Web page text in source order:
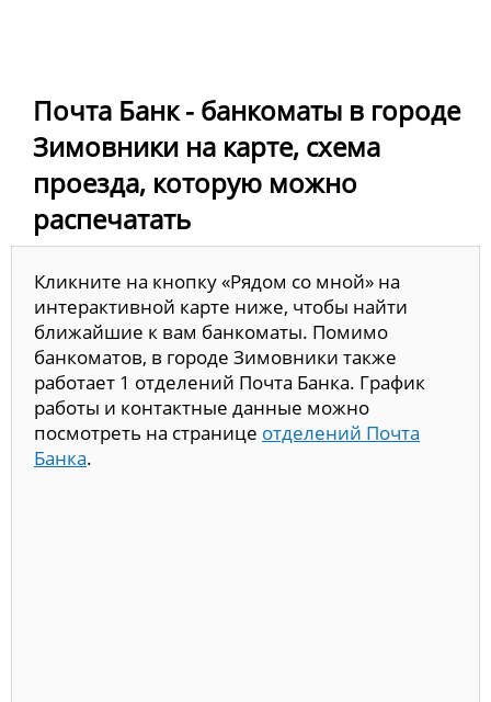
Почта Банк - банкоматы в городе
Зимовники на карте, схема
проезда, которую можно
распечатать
Кликните на кнопку «Рядом со мной» на
интерактивной карте ниже, чтобы найти
ближайшие к вам банкоматы. Помимо
банкоматов, в городе Зимовники также
работает 1 отделений Почта Банка. График
работы и контактные данные можно
посмотреть на странице отделений Почта
Банка.